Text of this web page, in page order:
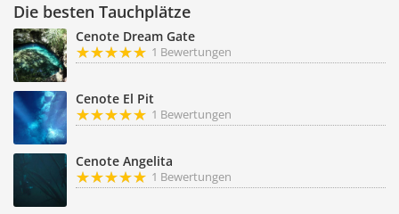
Die besten Tauchplätze
Cenote Dream Gate
1 Bewertungen
Cenote El Pit
1 Bewertungen
Cenote Angelita
1 Bewertungen